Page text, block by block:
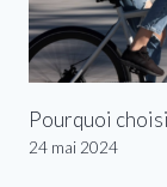
Pourquoi
24 mai 2024